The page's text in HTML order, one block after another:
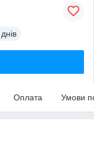
Оплата Умови